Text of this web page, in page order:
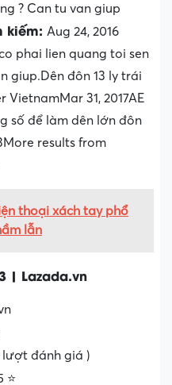
? Can tu van giup
kiếm: Aug 24, 2016
phai lien quang toi sen
giup.Dên đôn 13 ly trái
31, 2017AE
số để làm dên lớn đôn
results from
thoại xách tay phổ
lẫn
| Lazada.vn
lượt đánh giá )
⭐